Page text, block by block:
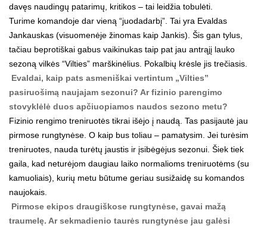
davęs naudingų patarimų, kritikos – tai leidžia tobulėti.
Turime komandoje dar vieną “juodadarbį”. Tai yra Evaldas
Jankauskas (visuomenėje žinomas kaip Jankis). Šis gan tylus,
tačiau beprotiškai gabus vaikinukas taip pat jau antrąjį lauko
sezoną vilkės “Vilties” marškinėlius. Pokalbių krėsle jis trečiasis.
Evaldai, kaip pats asmeniškai vertintum „Vilties”
pasiruošimą naujajam sezonui? Ar fizinio parengimo
stovyklėlė duos apčiuopiamos naudos sezono metu?
Fizinio rengimo treniruotės tikrai išėjo į naudą. Tas pasijautė jau
pirmose rungtynėse. O kaip bus toliau – pamatysim. Jei turėsim
treniruotes, nauda turėtų jaustis ir įsibėgėjus sezonui. Šiek tiek
gaila, kad neturėjom daugiau laiko normalioms treniruotėms (su
kamuoliais), kurių metu būtume geriau susižaidę su komandos
naujokais.
Pirmose ekipos draugiškose rungtynėse, gavai mažą
traumelę. Ar sekmadienio taurės rungtynėse jau galėsi